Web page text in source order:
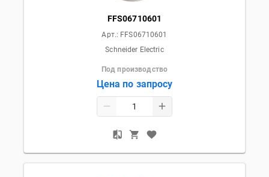
FFS06710601
Арт.: FFS06710601
Schneider Electric
Под производство
Цена по запросу